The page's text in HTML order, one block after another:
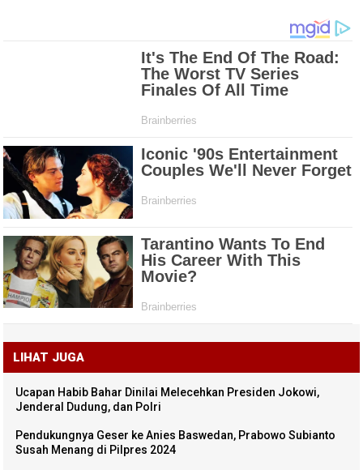
LIHAT JUGA
Ucapan Habib Bahar Dinilai Melecehkan Presiden Jokowi,
Jenderal Dudung, dan Polri
Pendukungnya Geser ke Anies Baswedan, Prabowo Subianto
Susah Menang di Pilpres 2024